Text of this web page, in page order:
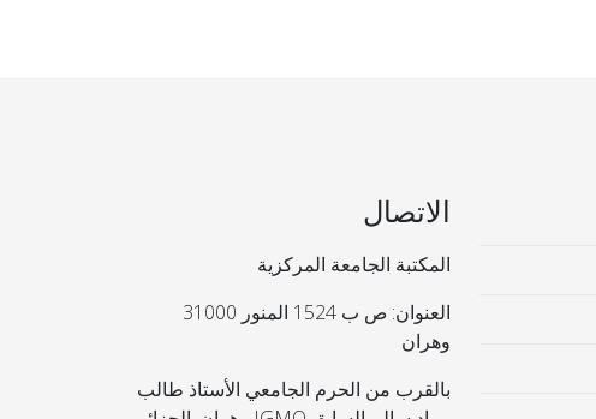
الاتصال
المكتبة الجامعة المركزية
العنوان: ص ب 1524 المنور 31000
وهران
بالقرب من الحرم الجامعي الأستاذ طالب